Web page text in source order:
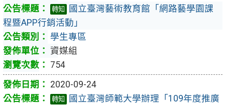
轉知
國立臺灣藝術教育館「網路藝學園課
程暨APP行銷活動」
學生專區
資媒組
754
2020-09-24
轉知
國立臺灣師範大學辦理「109年度推廣